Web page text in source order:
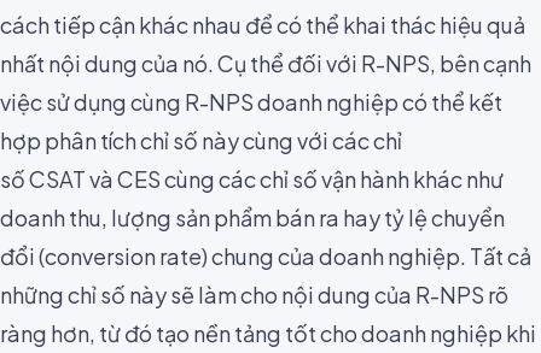
cách tiếp cận khác nhau để có thể khai thác hiệu quả
nhất nội dung của nó. Cụ thể đối với R-NPS, bên cạnh
việc sử dụng cùng R-NPS doanh nghiệp có thể kết
hợp phân tích chỉ số này cùng với các chỉ
sốCSATvàCEScùng các chỉ số vận hành khác như
doanh thu, lượng sản phẩm bán ra hay tỷ lệ chuyển
đổi (conversion rate) chung của doanh nghiệp. Tất cả
những chỉ số này sẽ làm cho nội dung của R-NPS rõ
ràng hơn, từ đó tạo nền tảng tốt cho doanh nghiệp khi